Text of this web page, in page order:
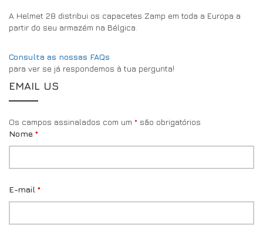
A Helmet 28 distribui os capacetes Zamp em toda a Europa a
partir do seu armazém na Bélgica.
Consulta as nossas FAQs
para ver se já respondemos à tua pergunta!
EMAIL US
Os campos assinalados com um * são obrigatórios
Nome *
E-mail *